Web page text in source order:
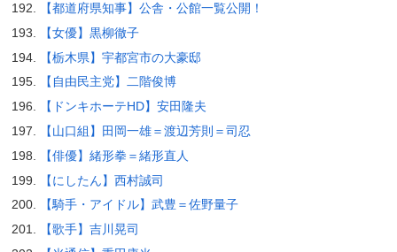
【都道府県知事】公舎・公館一覧公開！
【女優】黒柳徹子
【栃木県】宇都宮市の大豪邸
【自由民主党】二階俊博
【ドンキホーテHD】安田隆夫
【山口組】田岡一雄＝渡辺芳則＝司忍
【俳優】緒形拳＝緒形直人
【にしたん】西村誠司
【騎手・アイドル】武豊＝佐野量子
【歌手】吉川晃司